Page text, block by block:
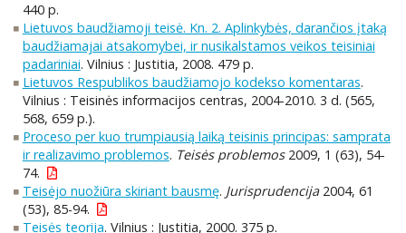
440 p.
Lietuvos baudžiamoji teisė. Kn. 2. Aplinkybės, darančios įtaką
baudžiamajai atsakomybei, ir nusikalstamos veikos teisiniai
padariniai. Vilnius : Justitia, 2008. 479 p.
Lietuvos Respublikos baudžiamojo kodekso komentaras.
Vilnius : Teisinės informacijos centras, 2004-2010. 3 d. (565,
568, 659 p.).
Proceso per kuo trumpiausią laiką teisinis principas: samprata
ir realizavimo problemos. Teisės problemos2009, 1 (63), 54-
74.
Teisėjo nuožiūra skiriant bausmę. Jurisprudencija2004, 61
(53), 85-94.
Teisės teorija. Vilnius : Justitia, 2000. 375 p.